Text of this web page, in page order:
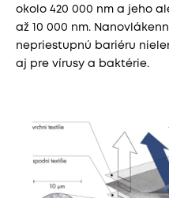
okolo 420 000 nm a jeho
až 10 000 nm.
nepriestupnú bariéru
aj pre vírusy a baktérie.